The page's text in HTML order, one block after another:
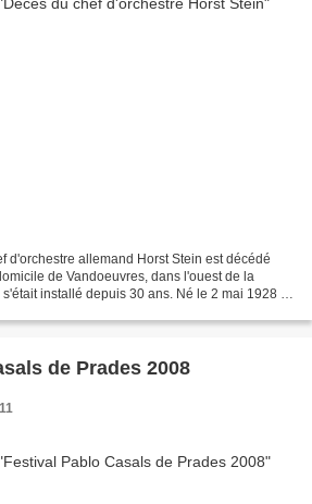
d'orchestre allemand Horst Stein est décédé
de Vandoeuvres, dans l'ouest de la
installé depuis 30 ans. Né le 2 mai 1928 à
de Prades 2008